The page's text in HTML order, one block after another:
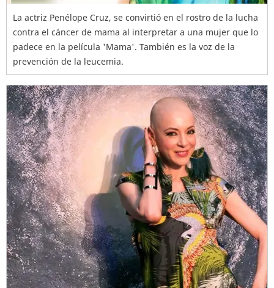
La actriz Penélope Cruz, se convirtió en el rostro de la lucha
contra el cáncer de mama al interpretar a una mujer que lo
padece en la película 'Mama'. También es la voz de la
prevención de la leucemia.